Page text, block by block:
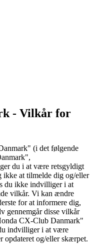
- Vilkår for
(i det følgende
du i at være retsgyldigt
at tilmelde dig og/eller
du ikke indvilliger i at
vilkår. Vi kan ændre
for at informere dig,
gennemgår disse vilkår
CX-Club Danmark"
indvilliger i at være
opdateret og/eller skærpet.